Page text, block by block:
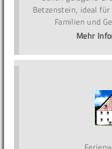
Betzenstein, ideal
Familien und
Mehr